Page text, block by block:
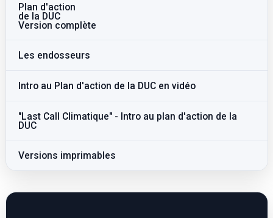
Plan d'action
de la DUC
Version complète
Les endosseurs
Intro au Plan d'action de la DUC en vidéo
"Last Call Climatique" - Intro au plan d'action de la
DUC
Versions imprimables